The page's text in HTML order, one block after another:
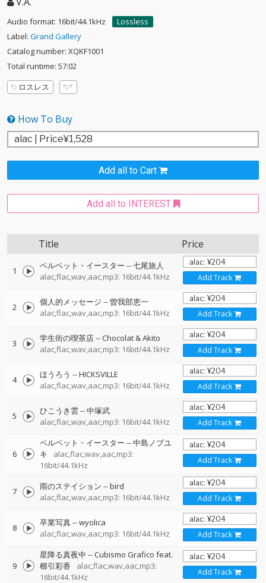
Audio format: 16bit/44.1kHz
Lossless
Label: Grand Gallery
Catalog number: XQKF1001
Total runtime: 57:02
ロスレス
How To Buy
Add all to Cart
Add all to INTEREST
Title Price
1 ベルベット・イースター --七尾旅人
alac,flac,wav,aac,mp3: 16bit/44.1kHz
Add Track
2 個人的メッセージ --曽我部恵一
alac,flac,wav,aac,mp3: 16bit/44.1kHz
Add Track
3 学生街の喫茶店--Chocolat & Akito
alac,flac,wav,aac,mp3: 16bit/44.1kHz
Add Track
4 ほうろう --HICKSVILLE
alac,flac,wav,aac,mp3: 16bit/44.1kHz
Add Track
5 ひこうき雲--中塚武
alac,flac,wav,aac,mp3: 16bit/44.1kHz
Add Track
6
ベルベット・イースター --中島ノブユ
キ
alac,flac,wav,aac,mp3:
16bit/44.1kHz
Add Track
7 雨のステイション --bird
alac,flac,wav,aac,mp3: 16bit/44.1kHz
Add Track
8 卒業写真--wyolica
alac,flac,wav,aac,mp3: 16bit/44.1kHz
Add Track
9
星降る真夜中 --Cubismo Grafico feat.
櫛引彩香
alac,flac,wav,aac,mp3:
16bit/44.1kHz
Add Track